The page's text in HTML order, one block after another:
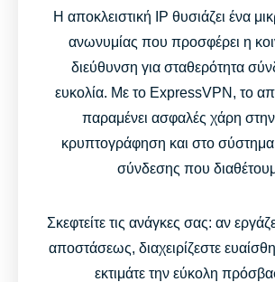
Η αποκλειστική IP θυσιάζει ένα
ανωνυμίας που προσφέρει η
διεύθυνση για σταθερότητα
ευκολία. Με το ExpressVPN, το
παραμένει ασφαλές χάρη
κρυπτογράφηση και στο
σύνδεσης που
Σκεφτείτε τις ανάγκες σας: αν
αποστάσεως, διαχειρίζεστε
εκτιμάτε την εύκολη